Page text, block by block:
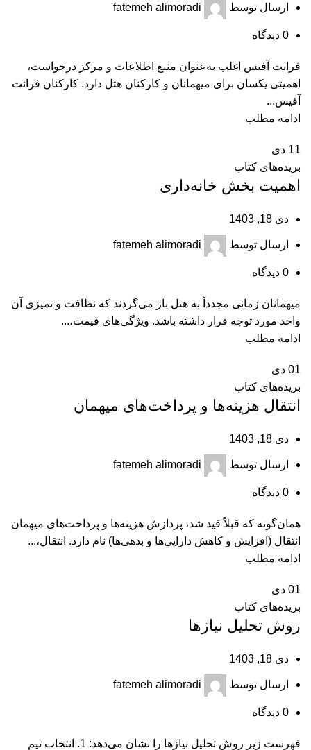
ارسال توسط fatemeh alimoradi
0 دیدگاه
فرانت آفیس اغلب به‌عنوان منبع اطلاعات و مرکز درخواست،
اهمیتی یکسان برای میهمانان و کارکنان هتل دارد. کارکنان فرانت
آفیس...
ادامه مطلب
11 دی
بریده‌های کتاب
اهمیت بخش خانه‌داری
دی 18, 1403
ارسال توسط fatemeh alimoradi
0 دیدگاه
میهمانان زمانی مجدداً به هتل باز می‌گردند که نظافت و تمیزی آن
واحد مورد توجه قرار داشته باشد. ویژگی‌های قیمت،...
ادامه مطلب
01 دی
بریده‌های کتاب
انتقال هزینه‌ها و پرداخت‌های میهمان
دی 18, 1403
ارسال توسط fatemeh alimoradi
0 دیدگاه
همان‌گونه که قبلاً قید شد، پردازش هزینه‌ها و پرداخت‌های میهمان
انتقال (افزایش و کاهش دارایی‌ها و بدهی‌ها) نام دارد. انتقال،...
ادامه مطلب
01 دی
بریده‌های کتاب
روش تحلیل نیازها
دی 18, 1403
ارسال توسط fatemeh alimoradi
0 دیدگاه
فهرست زیر روش تحلیل نیازها را نشان می‌دهد: 1. انتخاب تیم